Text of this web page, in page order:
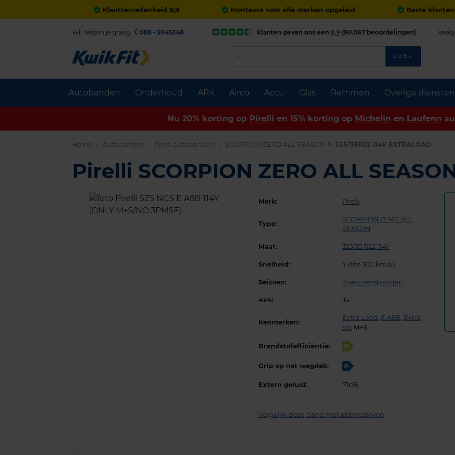
Klanttevredenheid 8,9 Monteurs voor alle merken opgeleid Beste
Autobanden Onderhoud APK Airco Accu Glas Remmen Overige diensten
Wij helpen je graag. 088 - 5945348 Klanten geven ons een 8,9 (90.067 beoordelingen)
ZOEK
Nu 20% korting op Pirelli en 15% korting op Michelin en Laufenn
Home Autobanden Pirelli autobanden SCORPION ZERO ALL SEASON 325/35R22 114Y EXTRALOAD
Pirelli SCORPION ZERO ALL
Merk: Pirelli
Type:
SCORPION ZERO ALL
SEASON
Maat: 325/35 R22 114Y
Snelheid: Y (t/m 300 km/u)
Seizoen: 4-seizoensbanden
4x4: Ja
Kenmerken:
Extra Load , E A8B, Extra
stil ,
Brandstofefficiëntie: B
Grip op nat wegdek: A
Extern geluid: 71dB
Vergelijk deze band met alternatieven